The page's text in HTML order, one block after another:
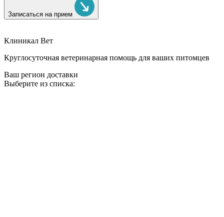
Записаться на прием
Клиникал Вет
Круглосуточная ветеринарная помощь для ваших питомцев
Ваш регион доставки
Выберите из списка: